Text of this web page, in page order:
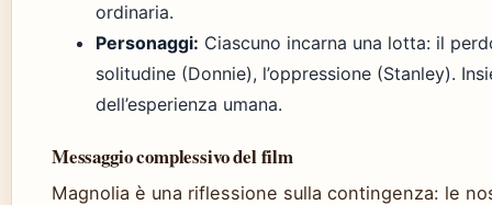
ordinaria.
Personaggi: Ciascuno incarna una lotta: il
solitudine (Donnie), l’oppressione (Stanley).
dell’esperienza umana.
Messaggio complessivo del film
Magnolia è una riflessione sulla contingenza: le